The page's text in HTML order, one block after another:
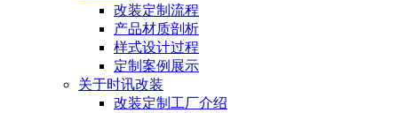
改装定制流程
产品材质剖析
样式设计过程
定制案例展示
关于时讯改装
改装定制工厂介绍